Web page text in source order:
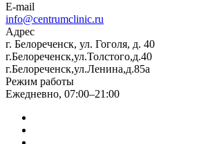
E-mail
info@centrumclinic.ru
Адрес
г. Белореченск, ул. Гоголя, д. 40
г.Белореченск,ул.Толстого,д.40
г.Белореченск,ул.Ленина,д.85а
Режим работы
Ежедневно, 07:00–21:00